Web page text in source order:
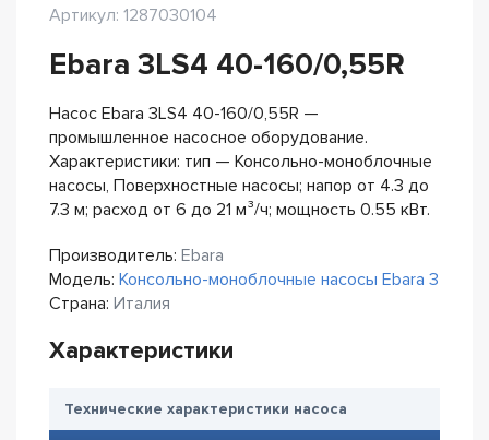
Артикул: 1287030104
Ebara 3LS4 40-160/0,55R
Насос Ebara 3LS4 40-160/0,55R —
промышленное насосное оборудование.
Характеристики: тип — Консольно-моноблочные
насосы, Поверхностные насосы; напор от 4.3 до
7.3 м; расход от 6 до 21 м³/ч; мощность 0.55 кВт.
Производитель: Ebara
Модель: Консольно-моноблочные насосы Ebara 3
Страна: Италия
Характеристики
Технические характеристики насоса